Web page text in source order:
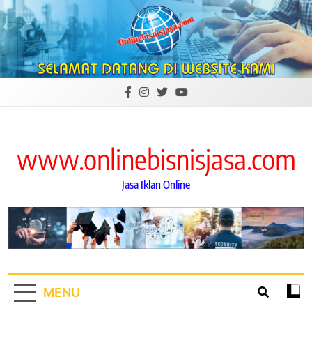
Skip
to
content
www.onlinebisnisjasa.com
Jasa Iklan Online
MENU